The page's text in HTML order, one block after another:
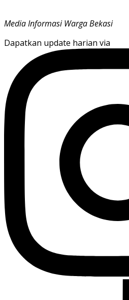
Media Informasi Warga Bekasi
Dapatkan update harian via